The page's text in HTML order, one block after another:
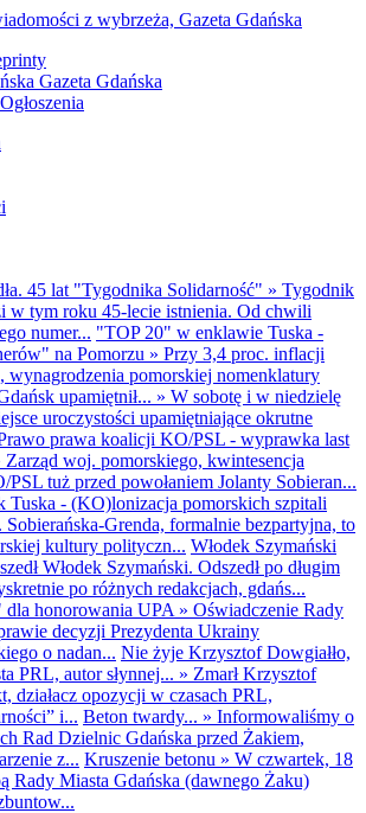
Gazeta Gdańska
Ogłoszenia
45 lat "Tygodnika Solidarność" » Tygodnik
w tym roku 45-lecie istnienia. Od chwili
numer... "TOP 20" w enklawie Tuska -
na Pomorzu » Przy 3,4 proc. inflacji
wynagrodzenia pomorskiej nomenklatury
upamiętnił... » W sobotę i w niedzielę
uroczystości upamiętniające okrutne
prawa koalicji KO/PSL - wyprawka last
Zarząd woj. pomorskiego, kwintesencja
tuż przed powołaniem Jolanty Sobieran...
Tuska - (KO)lonizacja pomorskich szpitali
Sobierańska-Grenda, formalnie bezpartyjna, to
kultury polityczn... Włodek Szymański
Włodek Szymański. Odszedł po długim
po różnych redakcjach, gdańs...
honorowania UPA » Oświadczenie Rady
decyzji Prezydenta Ukrainy
o nadan... Nie żyje Krzysztof Dowgiałło,
PRL, autor słynnej... » Zmarł Krzysztof
działacz opozycji w czasach PRL,
i... Beton twardy... » Informowaliśmy o
Rad Dzielnic Gdańska przed Żakiem,
z... Kruszenie betonu » W czwartek, 18
Rady Miasta Gdańska (dawnego Żaku)